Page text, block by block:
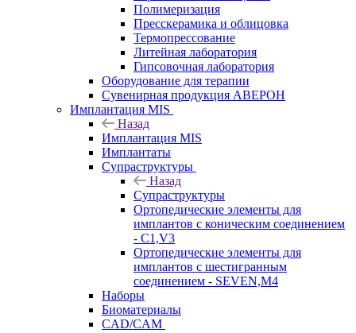
Полимеризация
Пресскерамика и облицовка
Термопрессование
Литейная лаборатория
Гипсовочная лаборатория
Оборудование для терапии
Сувенирная продукция АВЕРОН
Имплантация MIS
Назад
Имплантация MIS
Имплантаты
Супраструктуры
Назад
Супраструктуры
Ортопедические элементы для
имплантов с коническим соединением
- C1,V3
Ортопедические элементы для
имплантов с шестигранным
соединением - SEVEN,M4
Наборы
Биоматериалы
CAD/CAM